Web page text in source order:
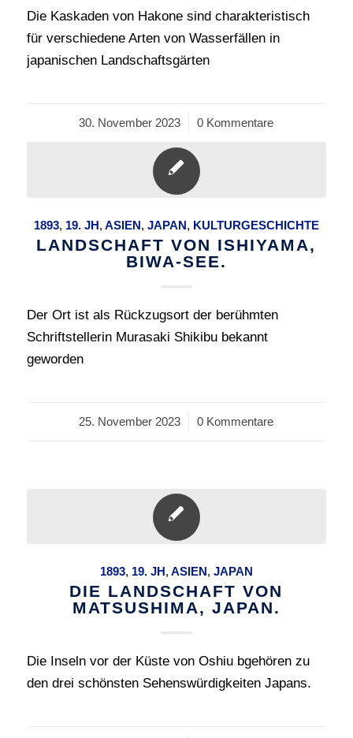
Die Kaskaden von Hakone sind charakteristisch
für verschiedene Arten von Wasserfällen in
japanischen Landschaftsgärten
30. November 2023
/ 0 Kommentare
1893, 19. JH,ASIEN, JAPAN, KULTURGESCHICHTE
LANDSCHAFT VON ISHIYAMA,
BIWA-SEE.
Der Ort ist als Rückzugsort der berühmten
Schriftstellerin Murasaki Shikibu bekannt
geworden
25. November 2023
/ 0 Kommentare
1893, 19. JH,ASIEN, JAPAN
DIE LANDSCHAFT VON
MATSUSHIMA, JAPAN.
Die Inseln vor der Küste von Oshiu bgehören zu
den drei schönsten Sehenswürdigkeiten Japans.